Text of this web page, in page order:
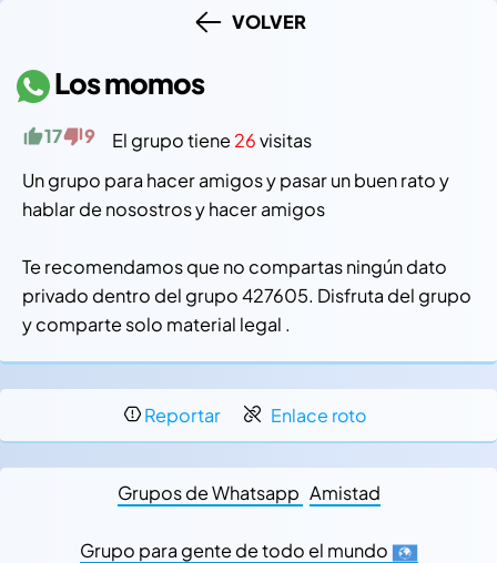
VOLVER
Los momos
17 9 El grupo tiene26visitas
Un grupo para hacer amigos y pasar un buen rato y
hablar de nosostros y hacer amigos
Te recomendamos que no compartas ningún dato
privado dentro del grupo 427605. Disfruta del grupo
y comparte solo material legal .
Reportar Enlace roto
Grupos de Whatsapp Amistad
Grupo para gente de todo el mundo